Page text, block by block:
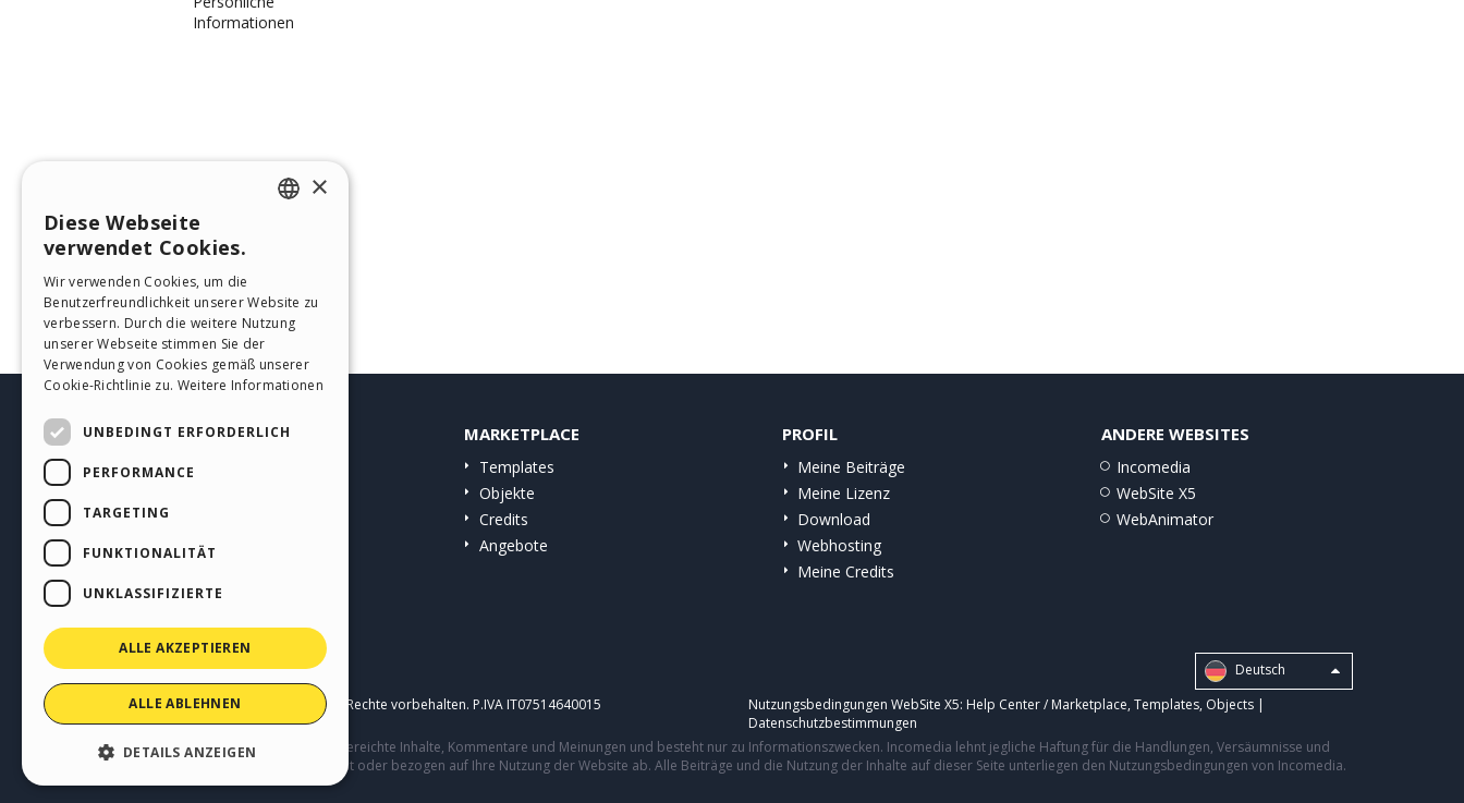
Informationen
HELP CENTER
Anleitungen
Websites von Nutzern
MARKETPLACE
Templates
Objekte
Credits
Angebote
PROFIL
Meine Beiträge
Meine Lizenz
Download
Webhosting
Meine Credits
ANDERE WEBSITES
Incomedia
WebSite X5
WebAnimator
Deutsch
Copyright © 2026Incomedia s.r.l. Alle Rechte vorbehalten. P.IVA IT07514640015 Nutzungsbedingungen WebSite X5: Help Center / Marketplace, Templates, Objects |
Datenschutzbestimmungen
Diese Seite enthält von Benutzern eingereichte Inhalte, Kommentare und Meinungen und besteht nur zu Informationszwecken. Incomedia lehnt jegliche Haftung für die Handlungen, Versäumnisse und
Verhalten von Dritten in Verbindung mit oder bezogen auf Ihre Nutzung der Website ab. Alle Beiträge und die Nutzung der Inhalte auf dieser Seite unterliegen den Nutzungsbedingungen von Incomedia.
GERMAN
SPANISH
PORTUGUESE
×
Diese Webseite
verwendet Cookies.
Wir verwenden Cookies, um die
Benutzerfreundlichkeit unserer Website zu
verbessern. Durch die weitere Nutzung
unserer Webseite stimmen Sie der
Verwendung von Cookies gemäß unserer
Cookie-Richtlinie zu. Weitere Informationen
UNBEDINGT ERFORDERLICH
PERFORMANCE
TARGETING
FUNKTIONALITÄT
UNKLASSIFIZIERTE
ALLE AKZEPTIEREN
ALLE ABLEHNEN
DETAILS ANZEIGEN